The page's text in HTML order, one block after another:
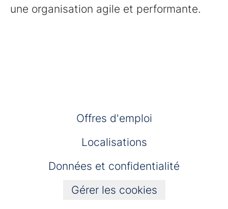
une organisation agile et performante.
Offres d'emploi
Localisations
Données et confidentialité
Gérer les cookies